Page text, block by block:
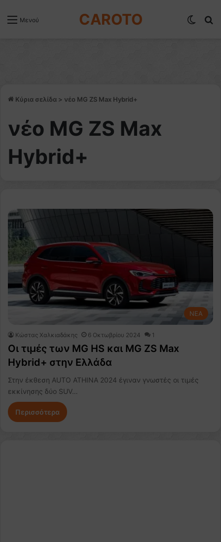
Μενού CAROTO
Κύρια σελίδα > νέο MG ZS Max Hybrid+
νέο MG ZS Max
Hybrid+
NEA
Κώστας Χαλκιαδάκης 6 Οκτωβρίου 2024 1
Οι τιμές των MG HS και MG ZS Max
Hybrid+ στην Ελλάδα
Στην έκθεση AUTO ATHINA 2024 έγιναν γνωστές οι τιμές
εκκίνησης δύο SUV…
Περισσότερα